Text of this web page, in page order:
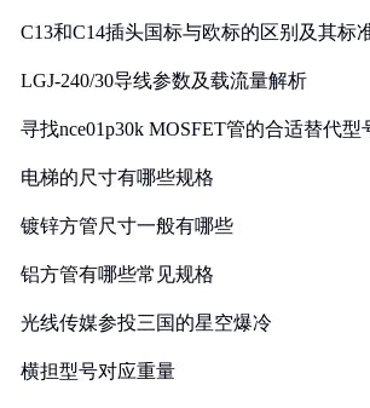
C13和C14插头国标与欧标的区别及其标
LGJ-240/30导线参数及载流量解析
寻找nce01p30k MOSFET管的合适替代型
电梯的尺寸有哪些规格
镀锌方管尺寸一般有哪些
铝方管有哪些常见规格
光线传媒参投三国的星空爆冷
横担型号对应重量